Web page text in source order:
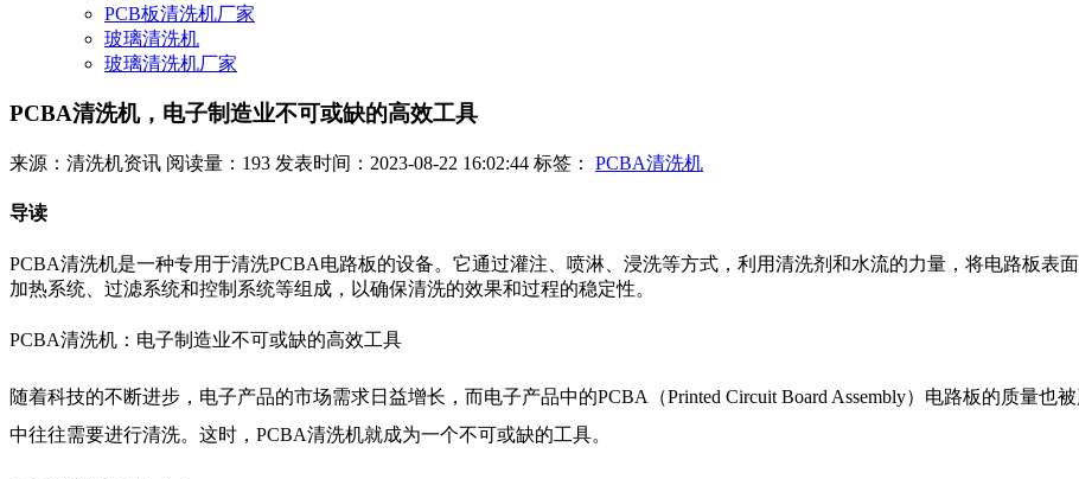
PCB板清洗机厂家
玻璃清洗机
玻璃清洗机厂家
PCBA清洗机，电子制造业不可或缺的高效工具
来源：清洗机资讯 阅读量：193 发表时间：2023-08-22 16:02:44 标签： PCBA清洗机
导读
PCBA清洗机是一种专用于清洗PCBA电路板的设备。它通过灌注、喷淋、浸洗等方式，利用清洗剂和水流的力量，将电路板表
加热系统、过滤系统和控制系统等组成，以确保清洗的效果和过程的稳定性。
PCBA清洗机：电子制造业不可或缺的高效工具
随着科技的不断进步，电子产品的市场需求日益增长，而电子产品中的PCBA（Printed Circuit Board Assembly）电路板的质量
中往往需要进行清洗。这时，PCBA清洗机就成为一个不可或缺的工具。